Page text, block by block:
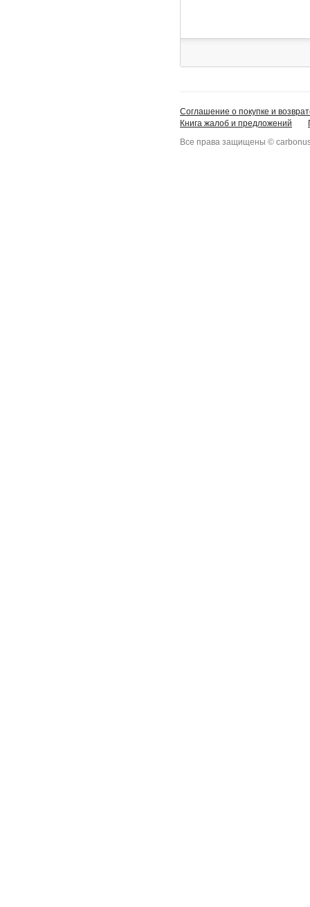
Соглашение о покупке и
Книга жалоб и предложений
Все права защищены ©